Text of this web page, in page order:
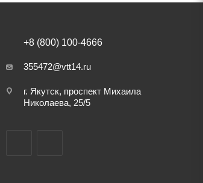
+8 (800) 100-4666
355472@vtt14.ru
г. Якутск, проспект Михаила
Николаева, 25/5